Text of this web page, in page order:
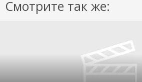
Смотрите так же: